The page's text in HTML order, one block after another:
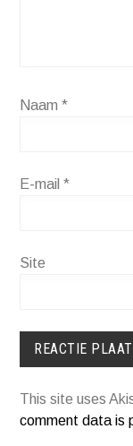
Naam*
E-mail*
Site
This site uses
comment data is